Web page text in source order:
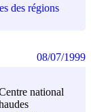
des régions
national
08/07/1999